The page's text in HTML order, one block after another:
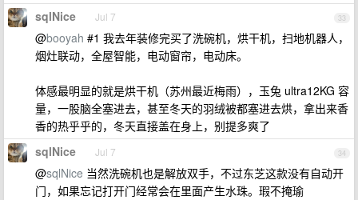
33
sqlNice Jul 7
@booyah #1 我去年装修完买了洗碗机，烘干机，扫地机器人，
烟灶联动，全屋智能，电动窗帘，电动床。
体感最明显的就是烘干机（苏州最近梅雨），玉兔 ultra12KG 容
量，一股脑全塞进去，甚至冬天的羽绒被都塞进去烘，拿出来香
香的热乎乎的，冬天直接盖在身上，别提多爽了
34
sqlNice Jul 7
@sqlNice 当然洗碗机也是解放双手，不过东芝这款没有自动开
门，如果忘记打开门经常会在里面产生水珠。瑕不掩瑜